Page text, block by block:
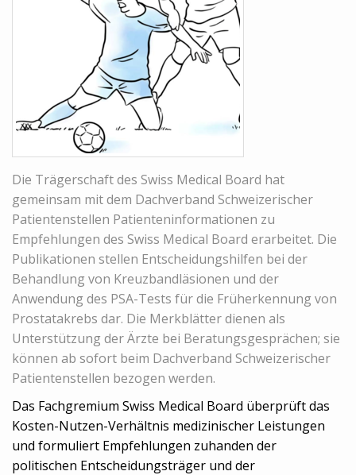
Die Trägerschaft des Swiss Medical Board hat
gemeinsam mit dem Dachverband Schweizerischer
Patientenstellen Patienteninformationen zu
Empfehlungen des Swiss Medical Board erarbeitet. Die
Publikationen stellen Entscheidungshilfen bei der
Behandlung von Kreuzbandläsionen und der
Anwendung des PSA-Tests für die Früherkennung von
Prostatakrebs dar. Die Merkblätter dienen als
Unterstützung der Ärzte bei Beratungsgesprächen; sie
können ab sofort beim Dachverband Schweizerischer
Patientenstellen bezogen werden.
Das Fachgremium Swiss Medical Board überprüft das
Kosten-Nutzen-Verhältnis medizinischer Leistungen
und formuliert Empfehlungen zuhanden der
politischen Entscheidungsträger und der